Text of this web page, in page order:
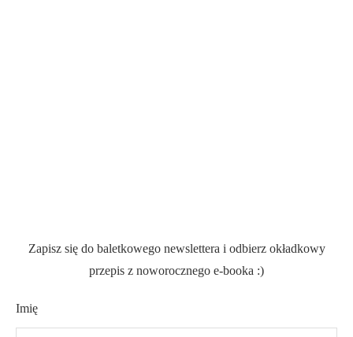
Zapisz się do baletkowego newslettera i odbierz okładkowy
przepis z noworocznego e-booka :)
Imię